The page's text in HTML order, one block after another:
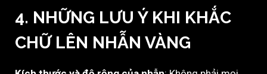
4. NHỮNG LƯU Ý KHI KHẮC
CHỮ LÊN NHẪN VÀNG